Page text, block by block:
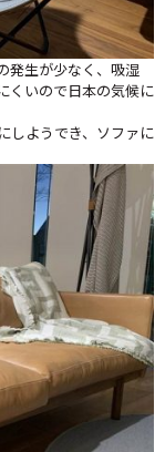
発生が少なく、吸湿
くいので日本の気候に
しようでき、ソファに